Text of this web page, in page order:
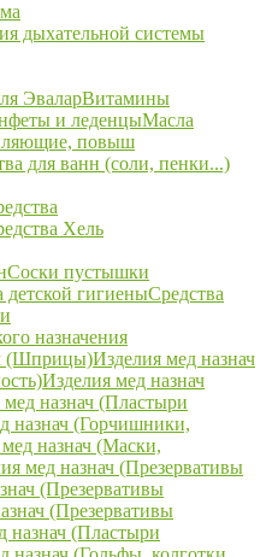
дыхательной системы
ЭваларВитамины
и леденцыМасла
повыш
для ванн (соли, пенки...)
Хель
Соски пустышки
детской гигиеныСредства
назначения
(Шприцы)Изделия мед назнач
Изделия мед назнач
назнач (Пластыри
назнач (Горчишники,
назнач (Маски,
мед назнач (Презервативы
(Презервативы
(Презервативы
назнач (Пластыри